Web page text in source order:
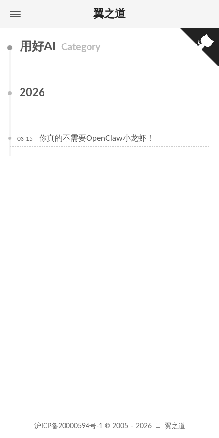
翼之道
用好AI Category
2026
03-15 你真的不需要OpenClaw小龙虾！
沪ICP备20000594号-1 © 2005 – 2026 翼之道